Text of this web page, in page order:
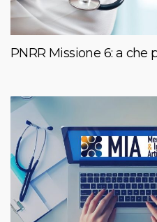
PNRR Missione 6: a che